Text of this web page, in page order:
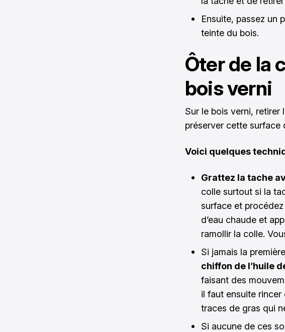
Ensuite, passez un
teinte du bois.
Ôter de la
bois verni
Sur le bois verni,
préserver cette surface
Voici quelques
Grattez la tache
colle surtout si la
surface et
d’eau chaude et
ramollir la colle.
Si jamais la
chiffon de l’huile
faisant des
il faut ensuite
traces de gras qui
Si aucune de ces